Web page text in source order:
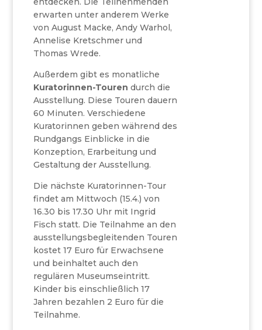
erwarten unter anderem Werke
von August Macke, Andy Warhol,
Annelise Kretschmer und
Thomas Wrede.
Außerdem gibt es monatliche
Kuratorinnen-Touren durch die
Ausstellung. Diese Touren dauern
60 Minuten. Verschiedene
Kuratorinnen geben während des
Rundgangs Einblicke in die
Konzeption, Erarbeitung und
Gestaltung der Ausstellung.
Die nächste Kuratorinnen-Tour
findet am Mittwoch (15.4.) von
16.30 bis 17.30 Uhr mit Ingrid
Fisch statt. Die Teilnahme an den
ausstellungsbegleitenden Touren
kostet 17 Euro für Erwachsene
und beinhaltet auch den
regulären Museumseintritt.
Kinder bis einschließlich 17
Jahren bezahlen 2 Euro für die
Teilnahme.